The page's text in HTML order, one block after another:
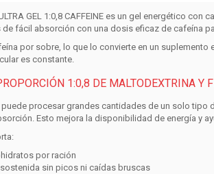
GEL 1:0,8 CAFFEINEes un gel energético con
fácil absorción con una dosis eficaz de cafeína
por sobre, lo que lo convierte en un
es constante.
1:0,8 DE MALTODEXTRINA Y
procesar grandes cantidades de un solo tipo
Esto mejora la disponibilidad de energía y
por ración
sin picos ni caídas bruscas